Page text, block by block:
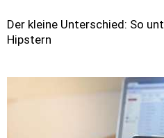
Der kleine Unterschied: So
Hipstern